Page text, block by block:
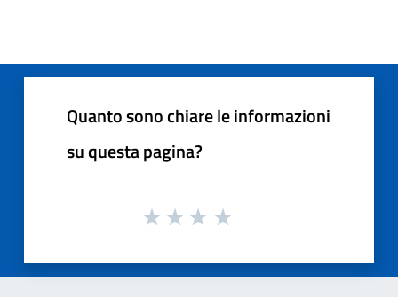
Quanto sono chiare le informazioni
su questa pagina?